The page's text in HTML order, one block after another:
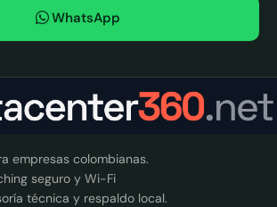
WhatsApp
empresas colombianas.
seguro y Wi-Fi
técnica y respaldo local.